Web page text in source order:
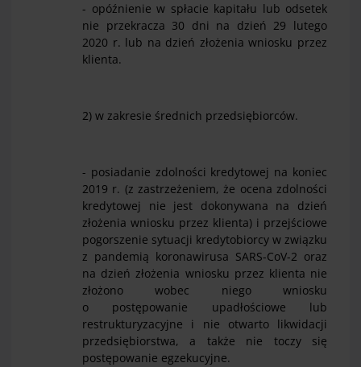
- opóźnienie w spłacie kapitału lub odsetek
nie przekracza 30 dni na dzień 29 lutego
2020 r. lub na dzień złożenia wniosku przez
klienta.
2) w zakresie średnich przedsiębiorców.
- posiadanie zdolności kredytowej na koniec
2019 r. (z zastrzeżeniem, że ocena zdolności
kredytowej nie jest dokonywana na dzień
złożenia wniosku przez klienta) i przejściowe
pogorszenie sytuacji kredytobiorcy w związku
z pandemią koronawirusa SARS-CoV-2 oraz
na dzień złożenia wniosku przez klienta nie
złożono wobec niego wniosku
o postępowanie upadłościowe lub
restrukturyzacyjne i nie otwarto likwidacji
przedsiębiorstwa, a także nie toczy się
postępowanie egzekucyjne.